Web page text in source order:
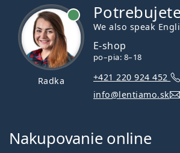
Radka
We also speak
E-shop
po–pia: 8–18
+421 220 924 452
info@lentiamo.sk
Nakupovanie online